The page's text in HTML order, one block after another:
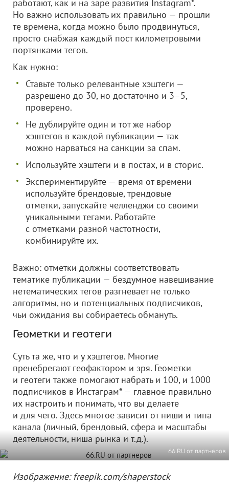
работают, как и на заре развития Instagram*.
Но важно использовать их правильно — прошли
те времена, когда можно было продвинуться,
просто снабжая каждый пост километровыми
портянками тегов.
Как нужно:
Ставьте только релевантные хэштеги —
разрешено до 30, но достаточно и 3–5,
проверено.
Не дублируйте один и тот же набор
хэштегов в каждой публикации — так
можно нарваться на санкции за спам.
Используйте хэштеги и в постах, и в сторис.
Экспериментируйте — время от времени
используйте брендовые, трендовые
отметки, запускайте челленджи со своими
уникальными тегами. Работайте
с отметками разной частотности,
комбинируйте их.
Важно: отметки должны соответствовать
тематике публикации — бездумное навешивание
нетематических тегов разгневает не только
алгоритмы, но и потенциальных подписчиков,
чьи ожидания вы собираетесь обмануть.
Геометки и геотеги
Суть та же, что и у хэштегов. Многие
пренебрегают геофактором и зря. Геометки
и геотеги также помогают набрать и 100, и 1000
подписчиков в Инстаграм* — главное правильно
их настроить и понимать, что вы делаете
и для чего. Здесь многое зависит от ниши и типа
канала (личный, брендовый, сфера и масштабы
деятельности, ниша рынка и т.д.).
66.RU от партнеров
Изображение: freepik.com/shaperstock